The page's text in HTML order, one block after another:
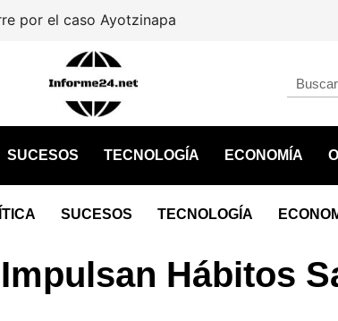
el caso Ayotzinapa
SUCESOS TECNOLOGÍA ECONOMÍA
SUCESOS TECNOLOGÍA
Hábitos